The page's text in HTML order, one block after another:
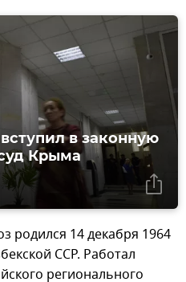
в законную
Крыма
родился 14 декабря 1964
ССР. Работал
регионального